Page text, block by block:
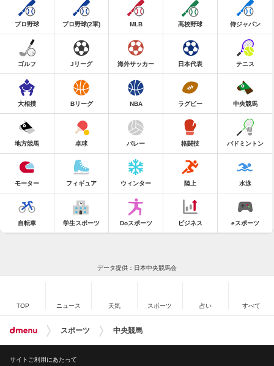
プロ野球 プロ野球(2軍) MLB 高校野球 侍ジャパン
ゴルフ Jリーグ 海外サッカー 日本代表 テニス
大相撲 Bリーグ NBA ラグビー 中央競馬
地方競馬 卓球 バレー 格闘技 バドミントン
モーター フィギュア ウィンター 陸上 水泳
自転車 学生スポーツ Doスポーツ ビジネス eスポーツ
データ提供：日本中央競馬会
TOP ニュース 天気 スポーツ 占い すべて
スポーツ 中央競馬
サイトご利用にあたって